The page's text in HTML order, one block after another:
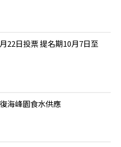
22日投票 提名期10月7日至
海峰園食水供應